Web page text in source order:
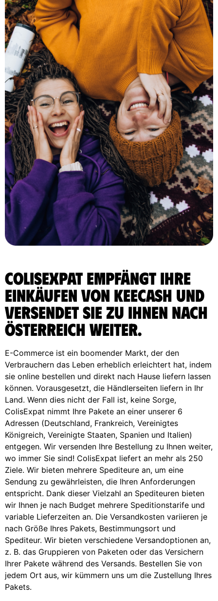
ColisExpat empfängt Ihre
Einkäufen von Keecash und
versendet sie zu Ihnen nach
Österreich weiter.
E-Commerce ist ein boomender Markt, der den
Verbrauchern das Leben erheblich erleichtert hat, indem
sie online bestellen und direkt nach Hause liefern lassen
können. Vorausgesetzt, die Händlerseiten liefern in Ihr
Land. Wenn dies nicht der Fall ist, keine Sorge,
ColisExpat nimmt Ihre Pakete an einer unserer 6
Adressen (Deutschland, Frankreich, Vereinigtes
Königreich, Vereinigte Staaten, Spanien und Italien)
entgegen. Wir versenden Ihre Bestellung zu Ihnen weiter,
wo immer Sie sind! ColisExpat liefert an mehr als 250
Ziele. Wir bieten mehrere Spediteure an, um eine
Sendung zu gewährleisten, die Ihren Anforderungen
entspricht. Dank dieser Vielzahl an Spediteuren bieten
wir Ihnen je nach Budget mehrere Speditionstarife und
variable Lieferzeiten an. Die Versandkosten variieren je
nach Größe Ihres Pakets, Bestimmungsort und
Spediteur. Wir bieten verschiedene Versandoptionen an,
z. B. das Gruppieren von Paketen oder das Versichern
Ihrer Pakete während des Versands. Bestellen Sie von
jedem Ort aus, wir kümmern uns um die Zustellung Ihres
Pakets.